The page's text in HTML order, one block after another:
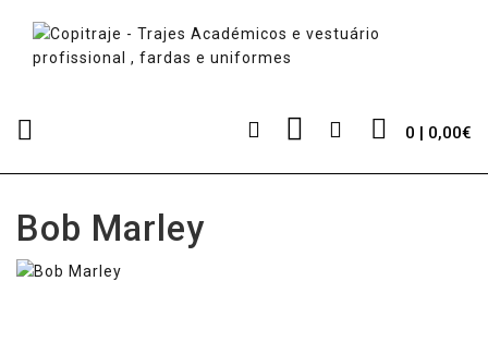
0 | 0,00€
Bob Marley